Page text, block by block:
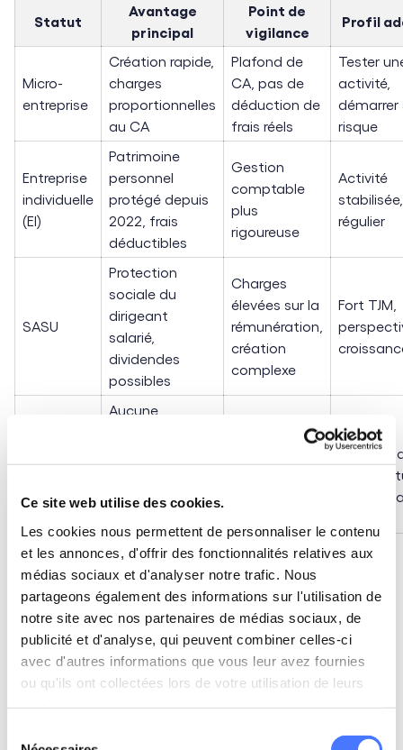
Ce site web utilise des cookies.
Les cookies nous permettent de personnaliser le contenu
et les annonces, d'offrir des fonctionnalités relatives aux
médias sociaux et d'analyser notre trafic. Nous
partageons également des informations sur l'utilisation de
notre site avec nos partenaires de médias sociaux, de
publicité et d'analyse, qui peuvent combiner celles-ci
avec d'autres informations que vous leur avez fournies
ou qu'ils ont collectées lors de votre utilisation de leurs
Statut
Avantage
principal
Point de
vigilance
Profil
Micro-
entreprise
Création rapide,
charges
proportionnelles
au CA
Plafond de
CA, pas de
déduction de
frais réels
Tester
activité,
démarrer
risque
Entreprise
individuelle
(EI)
Patrimoine
personnel
protégé depuis
2022, frais
déductibles
Gestion
comptable
plus
rigoureuse
Activité
régulier
SASU
Protection
sociale du
dirigeant
salarié,
dividendes
possibles
Charges
élevées sur la
rémunération,
création
complexe
Fort TJM,
Aucune
couverture
Commission
Tester
sans
avec le
Comment choisir selon sa situation concrète
Si vous démarrez
sans certitude sur le volume
d'activité
, la micro-entreprise s'impose : zéro charge si
zéro CA, création en moins d'une heure sur
formalites.entreprises.gouv.fr
. Si votre
TJM dépasse
malgré sa complexité, notamment pour la protection